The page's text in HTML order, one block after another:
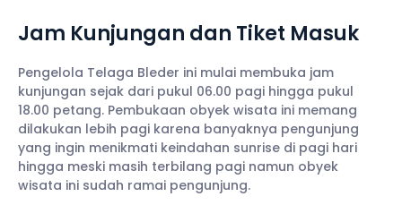
Jam Kunjungan dan Tiket Masuk
Pengelola Telaga Bleder ini mulai membuka jam
kunjungan sejak dari pukul 06.00 pagi hingga pukul
18.00 petang. Pembukaan obyek wisata ini memang
dilakukan lebih pagi karena banyaknya pengunjung
yang ingin menikmati keindahan sunrise di pagi hari
hingga meski masih terbilang pagi namun obyek
wisata ini sudah ramai pengunjung.